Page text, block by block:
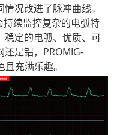
况改进了脉冲曲线。
持续监控复杂的电弧特
稳定的电弧、优质、可
是铝，PROMIG-
充满乐趣。